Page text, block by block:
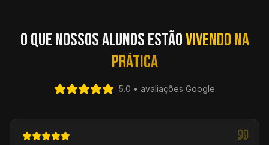
O que nossos alunos estãovivendo na
prática
5.0 • avaliações Google